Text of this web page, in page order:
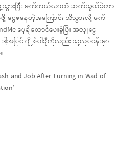
ေ့သွားပြီး မက်ကယ်လာထံ ဆက်သွယ်ခဲ့တာ
ဖို့ ငွေစုနေတဲ့အကြောင်း သိသွားလို့ မက်
ပေ့ချ်ထောင်ပေးခဲ့ပြီး အလှူငွေ
ါ့အပြင် ဂျို့စ်ပါချီကိုလည်း သူ့လုပ်ငန်းမှာ
and Job After Turning in Wad of